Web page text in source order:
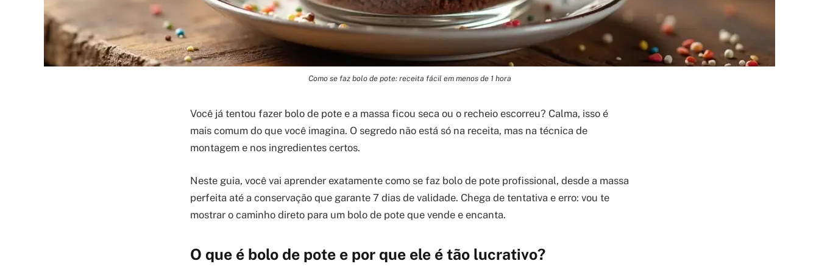
Como se faz bolo de pote: receita fácil em menos de 1 hora
Você já tentou fazer bolo de pote e a massa ficou seca ou o recheio escorreu? Calma, isso é
mais comum do que você imagina. O segredo não está só na receita, mas na técnica de
montagem e nos ingredientes certos.
Neste guia, você vai aprender exatamente como se faz bolo de pote profissional, desde a massa
perfeita até a conservação que garante 7 dias de validade. Chega de tentativa e erro: vou te
mostrar o caminho direto para um bolo de pote que vende e encanta.
O que é bolo de pote e por que ele é tão lucrativo?